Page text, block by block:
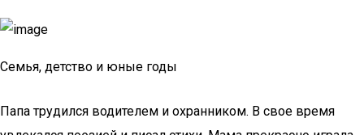
Семья, детство и юные годы
Папа трудился водителем и охранником. В свое время